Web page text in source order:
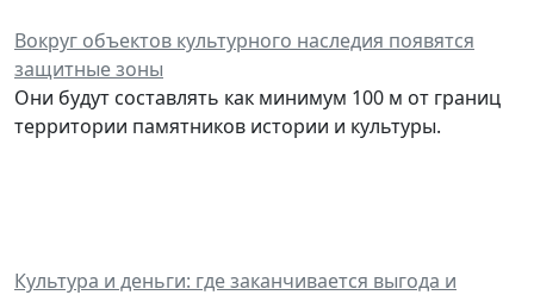
Вокруг объектов культурного наследия появятся
защитные зоны
Они будут составлять как минимум 100 м от границ
территории памятников истории и культуры.
Культура и деньги: где заканчивается выгода и